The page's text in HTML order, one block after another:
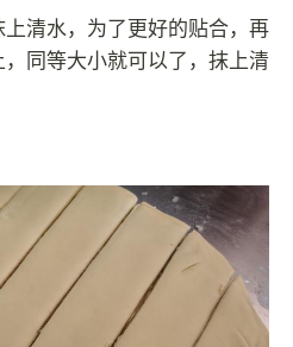
清水，为了更好的贴合，再
同等大小就可以了，抹上清